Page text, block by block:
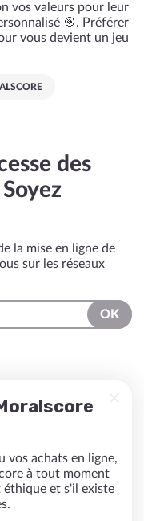
vos valeurs pour leur
🎯. Préférer
vous devient un jeu
des
la mise en ligne de
sur les réseaux
OK
vos achats en ligne,
à tout moment
et s'il existe